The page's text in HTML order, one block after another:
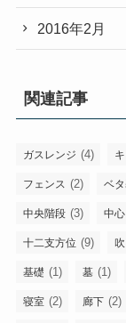
2016年2月
関連記事
ガスレンジ (4)
フェンス (2) ベ
中央階段 (3) 中心
十二支方位 (9)
基礎 (1) 墓 (1)
寝室 (2) 廊下 (2)